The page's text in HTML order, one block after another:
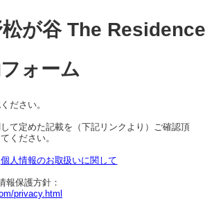
が谷 The Residence
ォーム
ださい。
て定めた記載を（下記リンクより）ご確認頂
ください。
個人情報のお取扱いに関して
報保護方針：
privacy.html